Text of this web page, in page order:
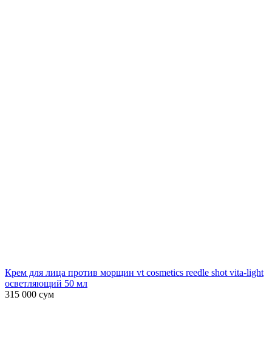
Крем для лица против морщин vt cosmetics reedle shot vita-light
осветляющий 50 мл
315 000 сум